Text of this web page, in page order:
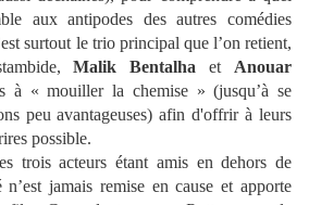
aux antipodes des autres comédies
surtout le trio principal que l’on retient,
Malik Bentalha et Anouar
à « mouiller la chemise » (jusqu’à se
peu avantageuses) afin d'offrir à leurs
possible.
trois acteurs étant amis en dehors de
jamais remise en cause et apporte